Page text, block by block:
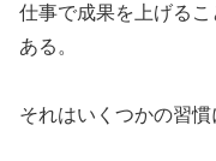
仕事で成果を上げる
ある。
それはいくつかの習慣